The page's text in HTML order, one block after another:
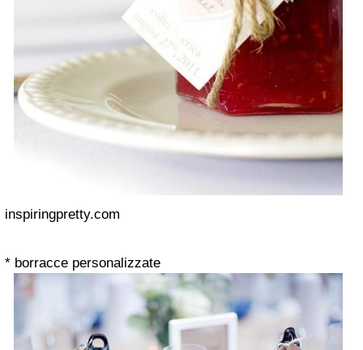
inspiringpretty.com
* borracce personalizzate